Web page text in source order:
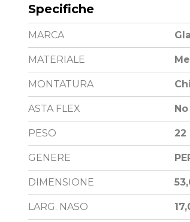
Specifiche
MARCA
MATERIALE
MONTATURA
ASTA FLEX No
PESO 22
GENERE
DIMENSIONE
LARG. NASO